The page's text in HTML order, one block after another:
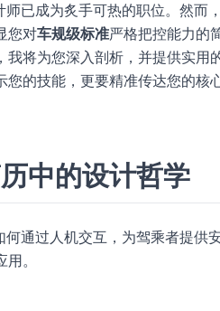
已成为炙手可热的职位。然而
您对车规级标准严格把控能力的
将为您深入剖析，并提供实用
的技能，更要精准传达您的核
中的设计哲学
通过人机交互，为驾乘者提供
。